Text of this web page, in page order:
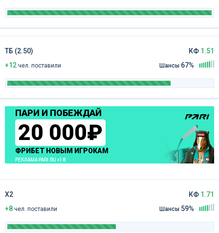
ТБ (2.50)
+12 чел. поставили
КФ 1.51
Шансы 67%
ПАРИ И ПОБЕЖДАЙ
20 000₽
ФРИБЕТ НОВЫМ ИГРОКАМ
РЕКЛАМА PARI.RU +18
Х2
+8 чел. поставили
КФ 1.71
Шансы 59%